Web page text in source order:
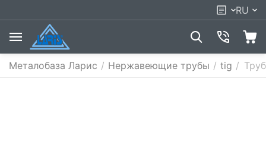
RU
Металобаза Ларис / Нержавеющие трубы / tig /